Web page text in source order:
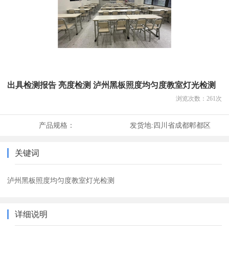
出具检测报告 亮度检测 泸州黑板照度均匀度教室灯光检测
浏览次数： 261次
产品规格： 发货地:四川省成都郫都区
关键词
泸州黑板照度均匀度教室灯光检测
详细说明